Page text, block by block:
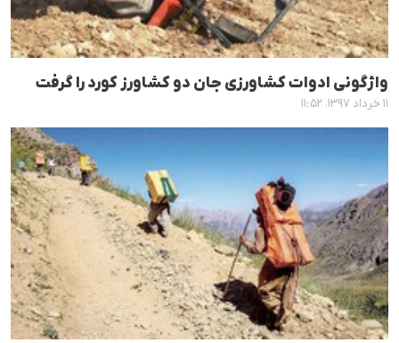
واژگونی ادوات کشاورزی جان دو کشاورز کورد را گرفت
۱۱ خرداد ۱۳۹۷، ۱۱:۵۲